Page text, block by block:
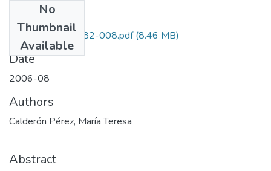
No
Thumbnail
Available
1101-10-13882-008.pdf(8.46 MB)
Date
2006-08
Authors
Calderón Pérez, María Teresa
Abstract